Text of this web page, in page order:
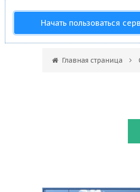
Начать пользоваться
Главная страница